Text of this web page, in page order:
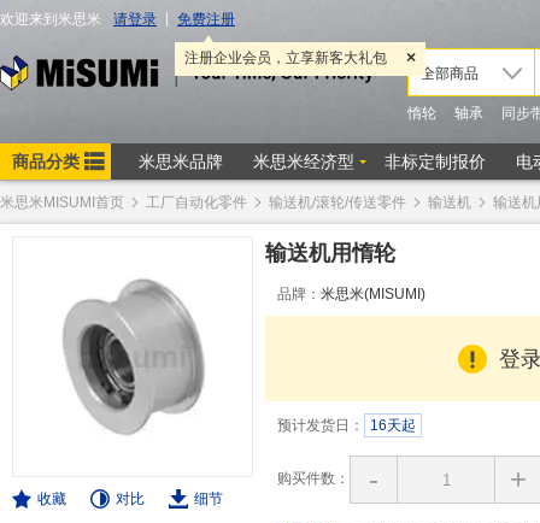
米思米MISUMI首页 工厂自动化零件 输送机/滚轮/传送零件 输送机 输送机
收藏 对比 细节
输送机用惰轮
品牌： 米思米(MISUMI)
登
预计发货日： 16天起
购买件数： - +